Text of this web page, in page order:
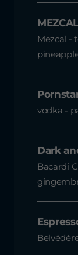
Mezcal -
vodka -
Dark
Bacardi